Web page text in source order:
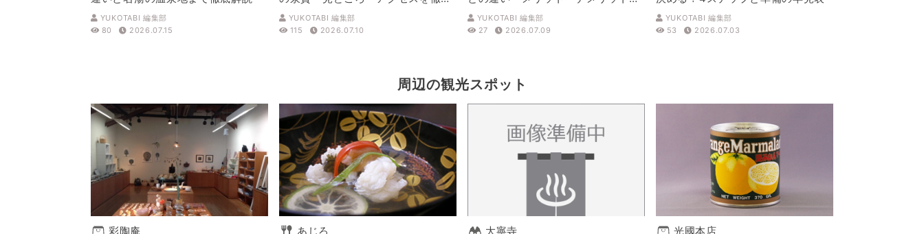
YUKOTABI 編集部
80
2026.07.15
解説
YUKOTABI 編集部
115
2026.07.10
解説
YUKOTABI 編集部
27
2026.07.09
YUKOTABI 編集部
53
2026.07.03
周辺の観光スポット
彩陶庵 あじろ 大寧寺 光國本店